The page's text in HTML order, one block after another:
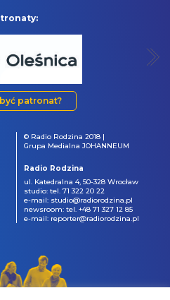
patronat?
© Radio Rodzina 2018 |
Grupa Medialna JOHANNEUM
Radio Rodzina
ul. Katedralna 4, 50-328 Wrocław
studio: tel. 71 322 20 22
e-mail: studio@radiorodzina.pl
newsroom: tel. +48 71 327 12 85
e-mail: reporter@radiorodzina.pl